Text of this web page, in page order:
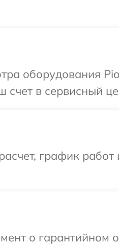
оборудования
в сервисный
график работ
о гарантийном